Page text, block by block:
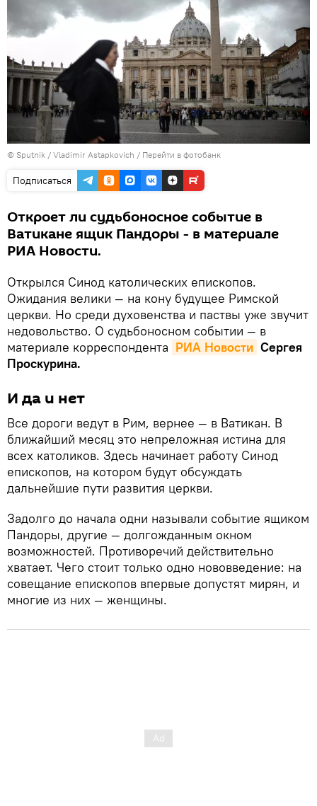
© Sputnik / Vladimir Astapkovich / Перейти в фотобанк
Подписаться
Откроет ли судьбоносное событие в
Ватикане ящик Пандоры - в материале
РИА Новости.
Открылся Синод католических епископов.
Ожидания велики — на кону будущее Римской
церкви. Но среди духовенства и паствы уже звучит
недовольство. О судьбоносном событии — в
материале корреспондента РИА Новости Сергея
Проскурина.
И да и нет
Все дороги ведут в Рим, вернее — в Ватикан. В
ближайший месяц это непреложная истина для
всех католиков. Здесь начинает работу Синод
епископов, на котором будут обсуждать
дальнейшие пути развития церкви.
Задолго до начала одни называли событие ящиком
Пандоры, другие — долгожданным окном
возможностей. Противоречий действительно
хватает. Чего стоит только одно нововведение: на
совещание епископов впервые допустят мирян, и
многие из них — женщины.